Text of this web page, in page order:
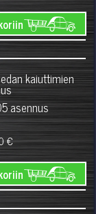
kaiuttimien
asennus
€